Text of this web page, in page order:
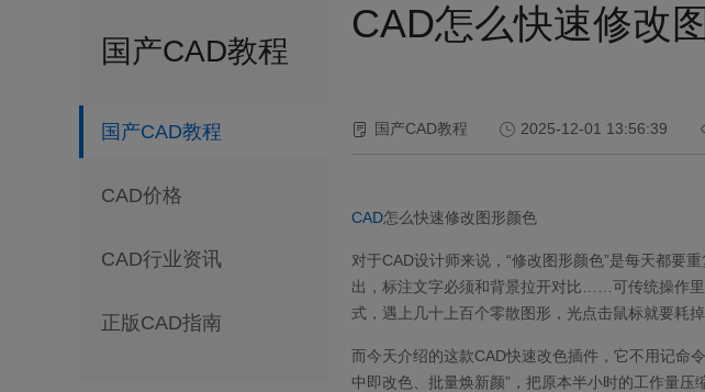
国产CAD教程
国产CAD教程
CAD价格
CAD行业资讯
正版CAD指南
CAD怎么快速修改
国产CAD教程 2025-12-01 13:56:39
CAD怎么快速修改图形颜色
对于CAD设计师来说，“修改图形颜色”是每天都
出，标注文字必须和背景拉开对比……可传统操作
式，遇上几十上百个零散图形，光点击鼠标就要耗掉
而今天介绍的这款CAD快速改色插件，它不用记命
中即改色、批量焕新颜”，把原本半小时的工作量压